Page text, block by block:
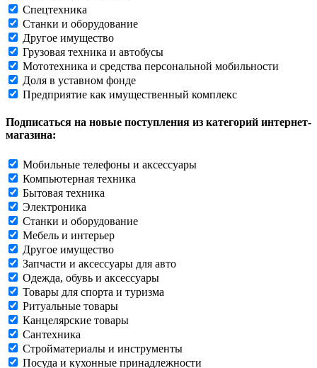
Спецтехника
Станки и оборудование
Другое имущество
Грузовая техника и автобусы
Мототехника и средства персональной мобильности
Доля в уставном фонде
Предприятие как имущественный комплекс
Подписаться на новые поступления из категорий интернет-
магазина:
Мобильные телефоны и аксессуары
Компьютерная техника
Бытовая техника
Электроника
Станки и оборудование
Мебель и интерьер
Другое имущество
Запчасти и аксессуары для авто
Одежда, обувь и аксессуары
Товары для спорта и туризма
Ритуальные товары
Канцелярские товары
Сантехника
Стройматериалы и инструменты
Посуда и кухонные принадлежности